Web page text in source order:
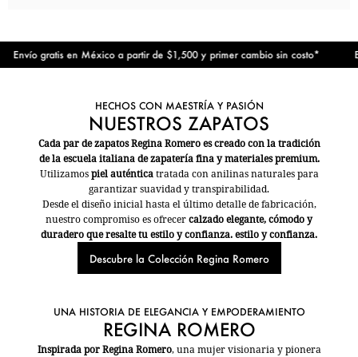
Envío gratis en México a partir de $1,500 y primer cambio sin costo*
HECHOS CON MAESTRÍA Y PASIÓN
NUESTROS ZAPATOS
Cada par de zapatos Regina Romero es creado con la tradición
de la escuela italiana de zapatería fina y materiales premium.
Utilizamospiel auténticatratada con anilinas naturales para
garantizar suavidad y transpirabilidad.
Desde el diseño inicial hasta el último detalle de fabricación,
nuestro compromiso es ofrecercalzado elegante, cómodo y
duradero que resalte tu estilo y confianza. estilo y confianza.
Descubre la Colección Regina Romero
UNA HISTORIA DE ELEGANCIA Y EMPODERAMIENTO
REGINA ROMERO
Inspirada por Regina Romero, una mujer visionaria y pionera